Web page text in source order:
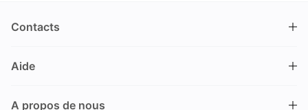
Contacts
Nüschelerstrasse 35
Suisse
Aide
A propos de nous